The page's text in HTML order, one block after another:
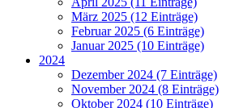
März 2025 (12 Einträge)
Februar 2025 (6 Einträge)
Januar 2025 (10 Einträge)
2024
Dezember 2024 (7 Einträge)
November 2024 (8 Einträge)
Oktober 2024 (10 Einträge)